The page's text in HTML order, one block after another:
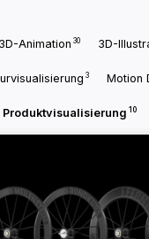
3D-Animation 30 3D-
3 Motion
Produktvisualisierung 10